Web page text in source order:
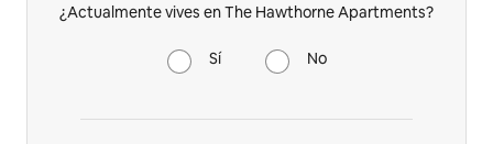
¿Actualmente vives en The Hawthorne Apartments?
Sí No